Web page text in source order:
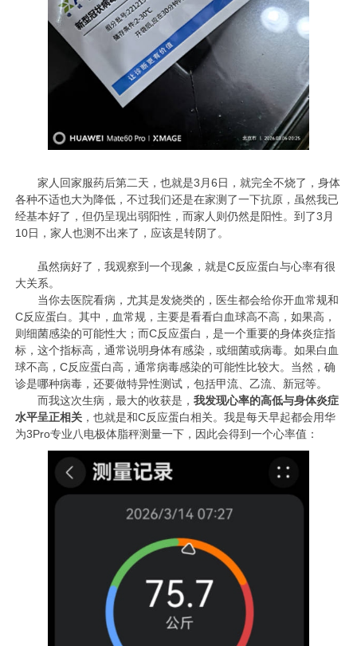
家人回家服药后第二天，也就是3月6日，就完全不烧了，身体
各种不适也大为降低，不过我们还是在家测了一下抗原，虽然我已
经基本好了，但仍呈现出弱阳性，而家人则仍然是阳性。到了3月
10日，家人也测不出来了，应该是转阴了。
虽然病好了，我观察到一个现象，就是C反应蛋白与心率有很
大关系。
当你去医院看病，尤其是发烧类的，医生都会给你开血常规和
C反应蛋白。其中，血常规，主要是看看白血球高不高，如果高，
则细菌感染的可能性大；而C反应蛋白，是一个重要的身体炎症指
标，这个指标高，通常说明身体有感染，或细菌或病毒。如果白血
球不高，C反应蛋白高，通常病毒感染的可能性比较大。当然，确
诊是哪种病毒，还要做特异性测试，包括甲流、乙流、新冠等。
而我这次生病，最大的收获是，我发现心率的高低与身体炎症
水平呈正相关 ，也就是和C反应蛋白相关。我是每天早起都会用华
为3Pro专业八电极体脂秤测量一下，因此会得到一个心率值：